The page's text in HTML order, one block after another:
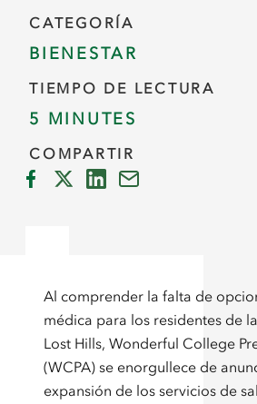
CATEGORÍA
BIENESTAR
TIEMPO DE LECTURA
5 MINUTES
COMPARTIR
Al comprender la falta de
médica para los residentes de
Lost Hills, Wonderful College
(WCPA) se enorgullece de
expansión de los servicios de